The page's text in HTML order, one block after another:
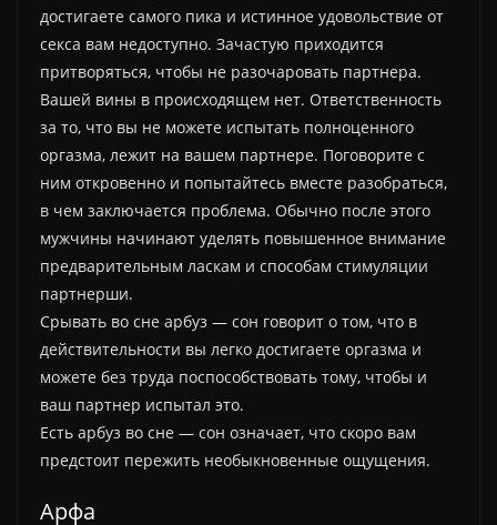
достигаете самого пика и истинное удовольствие от
секса вам недоступно. Зачастую приходится
притворяться, чтобы не разочаровать партнера.
Вашей вины в происходящем нет. Ответственность
за то, что вы не можете испытать полноценного
оргазма, лежит на вашем партнере. Поговорите с
ним откровенно и попытайтесь вместе разобраться,
в чем заключается проблема. Обычно после этого
мужчины начинают уделять повышенное внимание
предварительным ласкам и способам стимуляции
партнерши.
Срывать во сне арбуз — сон говорит о том, что в
действительности вы легко достигаете оргазма и
можете без труда поспособствовать тому, чтобы и
ваш партнер испытал это.
Есть арбуз во сне — сон означает, что скоро вам
предстоит пережить необыкновенные ощущения.
Арфа